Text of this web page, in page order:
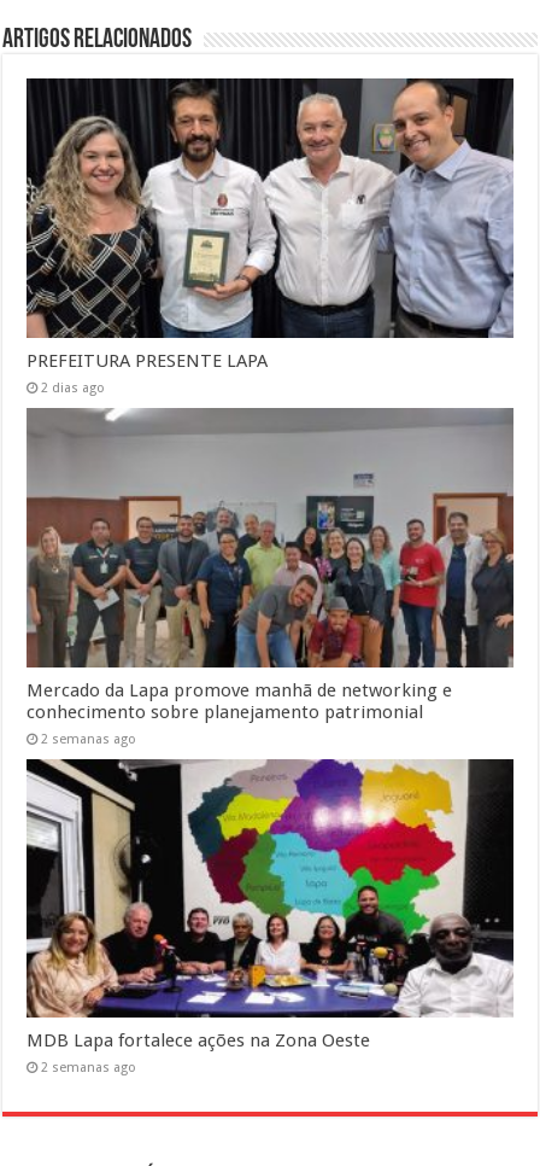
Artigos Relacionados
PREFEITURA PRESENTE LAPA
2 dias ago
Mercado da Lapa promove manhã de networking e
conhecimento sobre planejamento patrimonial
2 semanas ago
MDB Lapa fortalece ações na Zona Oeste
2 semanas ago